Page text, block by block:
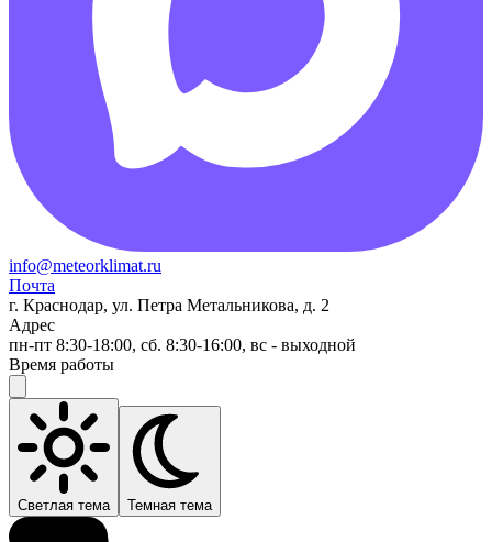
info@meteorklimat.ru
Почта
г. Краснодар, ул. Петра Метальникова, д. 2
Адрес
пн-пт 8:30-18:00, сб. 8:30-16:00, вс - выходной
Время работы
Светлая тема Темная тема